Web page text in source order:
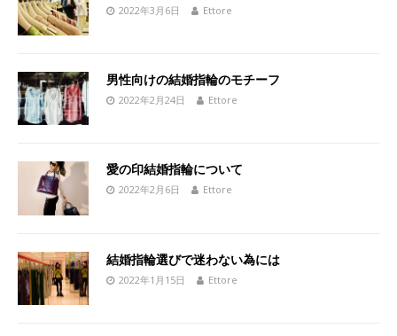
2022年3月6日 Ettore
男性向けの結婚指輪のモチーフ
2022年2月24日 Ettore
愛の印結婚指輪について
2022年2月6日 Ettore
結婚指輪選びで迷わない為には
2022年1月15日 Ettore